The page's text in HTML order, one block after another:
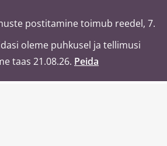
ea Ostukorv 0
postitamine toimub reedel, 7.
oleme puhkusel ja tellimusi
taas 21.08.26. Peida
postitamine toimub reedel, 7.
oleme puhkusel ja tellimusi
taas 21.08.26. Peida